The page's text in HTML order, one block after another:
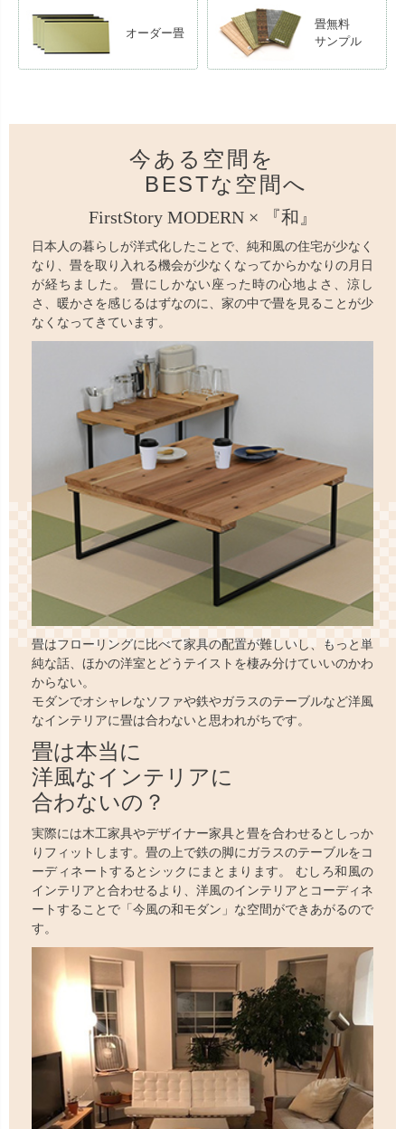
オーダー畳
畳無料
サンプル
今ある空間を
BESTな空間へ
FirstStory MODERN × 『和』
日本人の暮らしが洋式化したことで、純和風の住宅が少なく
なり、畳を取り入れる機会が少なくなってからかなりの月日
が経ちました。 畳にしかない座った時の心地よさ、涼し
さ、暖かさを感じるはずなのに、家の中で畳を見ることが少
なくなってきています。
畳はフローリングに比べて家具の配置が難しいし、もっと単
純な話、ほかの洋室とどうテイストを棲み分けていいのかわ
からない。
モダンでオシャレなソファや鉄やガラスのテーブルなど洋風
なインテリアに畳は合わないと思われがちです。
畳は本当に
洋風なインテリアに
合わないの？
実際には木工家具やデザイナー家具と畳を合わせるとしっか
りフィットします。畳の上で鉄の脚にガラスのテーブルをコ
ーディネートするとシックにまとまります。 むしろ和風の
インテリアと合わせるより、洋風のインテリアとコーディネ
ートすることで「今風の和モダン」な空間ができあがるので
す。